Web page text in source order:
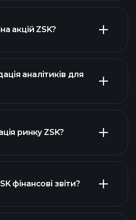
акцій ZSK?
ZSK
аналітиків для
ринку ZSK?
список акцій
фінансові звіти?